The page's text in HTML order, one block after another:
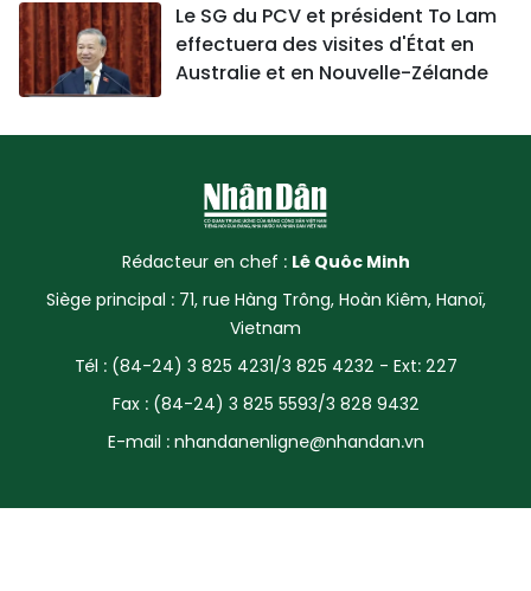
Le SG du PCV et président To Lam
effectuera des visites d'État en
Australie et en Nouvelle-Zélande
Rédacteur en chef : Lê Quôc Minh
Siège principal : 71, rue Hàng Trông, Hoàn Kiêm, Hanoï,
Vietnam
Tél : (84-24) 3 825 4231/3 825 4232 - Ext: 227
Fax : (84-24) 3 825 5593/3 828 9432
E-mail : nhandanenligne@nhandan.vn